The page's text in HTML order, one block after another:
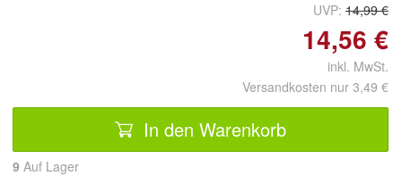
UVP: 14,99 €
14,56 €
inkl. MwSt.
Versandkosten nur 3,49 €
In den Warenkorb
9 Auf Lager